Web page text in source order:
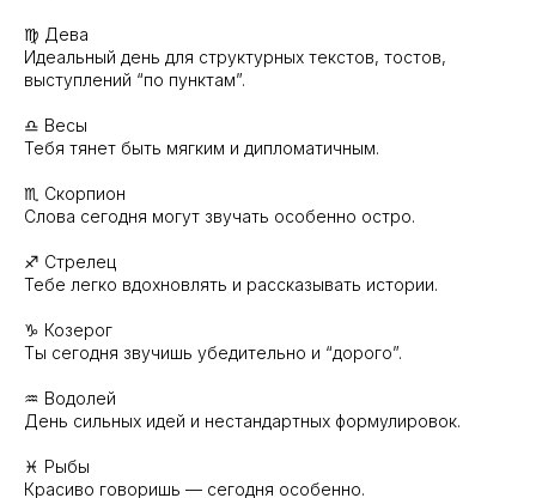
♍️ Дева
Идеальный день для структурных текстов, тостов,
выступлений “по пунктам”.
♎️ Весы
Тебя тянет быть мягким и дипломатичным.
♏️ Скорпион
Слова сегодня могут звучать особенно остро.
♐️ Стрелец
Тебе легко вдохновлять и рассказывать истории.
♑️ Козерог
Ты сегодня звучишь убедительно и “дорого”.
♒️ Водолей
День сильных идей и нестандартных формулировок.
♓️ Рыбы
Красиво говоришь — сегодня особенно.